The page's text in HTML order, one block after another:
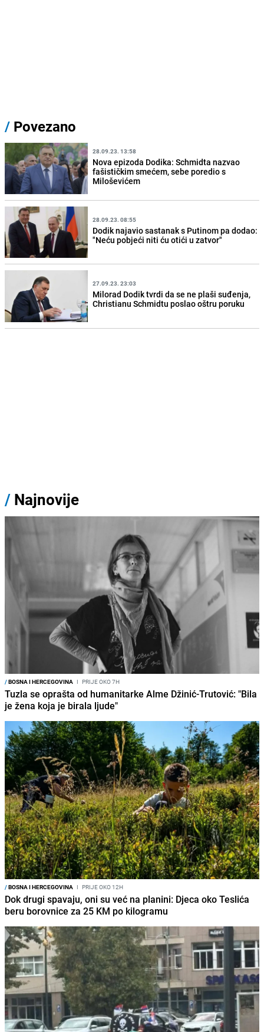
/ Povezano
28.09.23. 13:58
Nova epizoda Dodika: Schmidta nazvao
fašističkim smećem, sebe poredio s
Miloševićem
28.09.23. 08:55
Dodik najavio sastanak s Putinom pa dodao:
"Neću pobjeći niti ću otići u zatvor"
27.09.23. 23:03
Milorad Dodik tvrdi da se ne plaši suđenja,
Christianu Schmidtu poslao oštru poruku
/ Najnovije
/BOSNA I HERCEGOVINA I PRIJE OKO 7H
Tuzla se oprašta od humanitarke Alme Džinić-Trutović: "Bila
je žena koja je birala ljude"
/BOSNA I HERCEGOVINA I PRIJE OKO 12H
Dok drugi spavaju, oni su već na planini: Djeca oko Teslića
beru borovnice za 25 KM po kilogramu